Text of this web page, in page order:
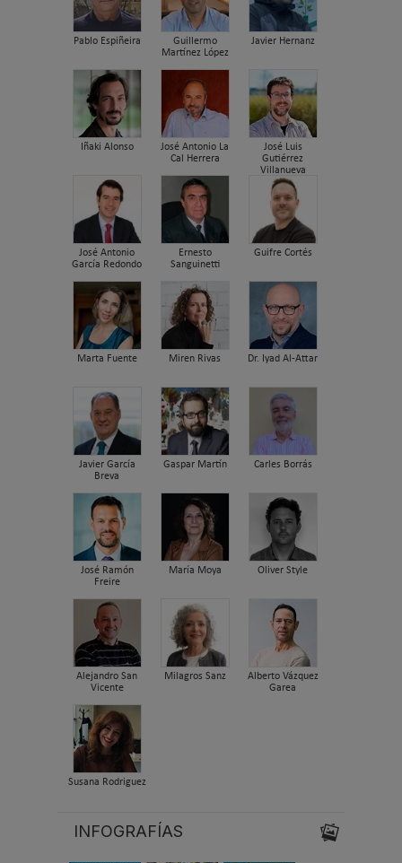
Pablo Espiñeira
Guillermo
Martínez López
Javier Hernanz
Iñaki Alonso
José Antonio La
Cal Herrera
José Luis
Gutiérrez
Villanueva
José Antonio
García Redondo
Ernesto
Sanguinetti
Guifre Cortés
Marta Fuente Miren Rivas Dr. Iyad Al-Attar
Javier García
Breva
Gaspar Martín Carles Borrás
José Ramón
Freire
María Moya Oliver Style
Alejandro San
Vicente
Milagros Sanz
Alberto Vázquez
Garea
Susana Rodriguez
INFOGRAFÍAS